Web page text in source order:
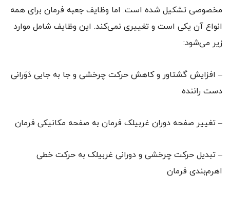
مخصوصی تشکیل شده است. اما وظایف جعبه‌ فرمان برای همه‌
انواع آن یکی است و تغییری نمی‌کند. این وظایف شامل موارد
زیر می‌شود:
– افزایش گشتاور و کاهش حرکت چرخشی و جا به جایی دَوَرانی
دست راننده
– تغییر صفحه‌ دوران غربیلک فرمان به صفحه‌ مکانیکی فرمان
– تبدیل حرکت چرخشی و دورانی غربیلک به حرکت خطی
اهرم‌بندی فرمان